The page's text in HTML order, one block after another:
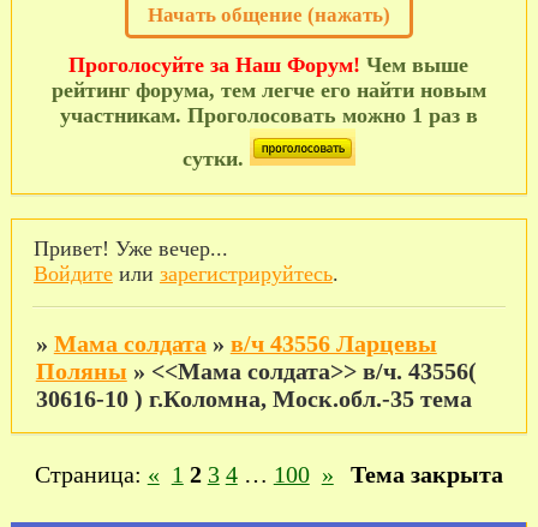
Начать общение (нажать)
Проголосуйте за Наш Форум! Чем выше
рейтинг форума, тем легче его найти новым
участникам. Проголосовать можно 1 раз в
сутки.
Привет! Уже вечер...
Войдитеили зарегистрируйтесь.
» Мама солдата » в/ч 43556 Ларцевы
Поляны » <<Мама солдата>> в/ч. 43556(
30616-10 ) г.Коломна, Моск.обл.-35 тема
Страница: « 1 2 3 4 … 100 » Тема закрыта